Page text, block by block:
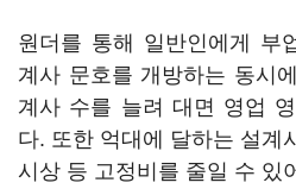
원더를 통해 일반인에게 부
계사 문호를 개방하는 동시
계사 수를 늘려 대면 영업
다. 또한 억대에 달하는 설계
시상 등 고정비를 줄일 수 있